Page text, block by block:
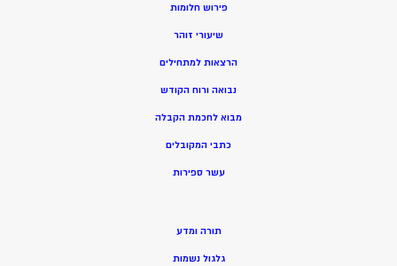
פירוש חלומות
שיעורי זוהר
הרצאות למתחילים
נבואה ורוח הקודש
מבוא לחכמת הקבלה
כתבי המקובלים
עשר ספירות
תורה ומדע
גלגול נשמות